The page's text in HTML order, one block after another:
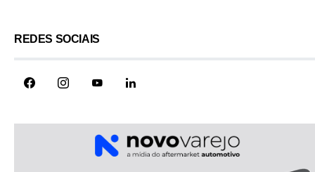
REDES SOCIAIS